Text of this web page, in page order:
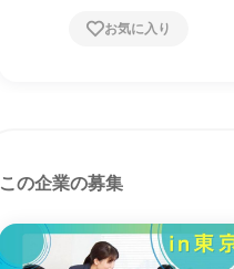
お気に入り
この企業の募集